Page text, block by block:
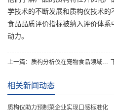
学技术的不断发展和质构仪技术
食品品质评价指标被纳入评价体
动力。
上一篇：质构分析仪在宠物食品领域应用的最新进展-LABTEXTURE质研仪器
相关新闻动态
质构仪助力预制菜企业实现口感标准化